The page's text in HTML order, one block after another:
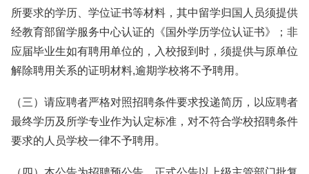
所要求的学历、学位证书等材料，其中留学归国人员须提供
经教育部留学服务中心认证的《国外学历学位认证书》；非
应届毕业生如有聘用单位的，入校报到时，须提供与原单位
解除聘用关系的证明材料,逾期学校将不予聘用。
（三）请应聘者严格对照招聘条件要求投递简历，以应聘者
最终学历及所学专业作为认定标准，对不符合学校招聘条件
要求的人员学校一律不予聘用。